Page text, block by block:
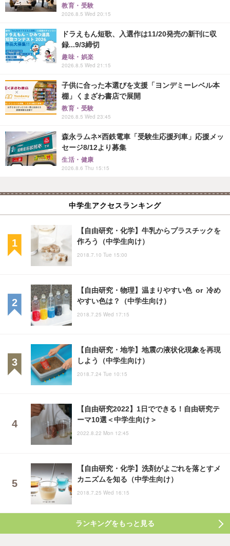
教育・受験
2026.8.5 Wed 20:15
ドラえもん短歌、入選作は11/20発売の新刊に収
録...9/3締切
趣味・娯楽
2026.8.5 Wed 21:15
子供に合った本選びを支援「ヨンデミーレベル本
棚」くまざわ書店で展開
教育・受験
2026.8.5 Wed 23:45
森永ラムネ×西鉄電車「受験生応援列車」応援メッ
セージ8/12より募集
生活・健康
2026.8.6 Thu 15:15
中学生アクセスランキング
【自由研究・化学】牛乳からプラスチックを
作ろう（中学生向け）
2018.7.10 Tue 15:00
【自由研究・物理】温まりやすい色 or 冷め
やすい色は？（中学生向け）
2018.7.25 Wed 17:15
【自由研究・地学】地震の液状化現象を再現
しよう（中学生向け）
2018.7.24 Tue 10:15
【自由研究2022】1日でできる！自由研究テ
ーマ10選＜中学生向け＞
2022.8.22 Mon 12:45
【自由研究・化学】洗剤がよごれを落とすメ
カニズムを知る（中学生向け）
2018.7.25 Wed 16:15
ランキングをもっと見る